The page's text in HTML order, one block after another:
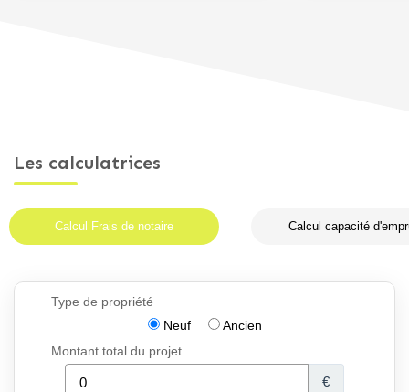
Les calculatrices
Calcul Frais de notaire Calcul capacité